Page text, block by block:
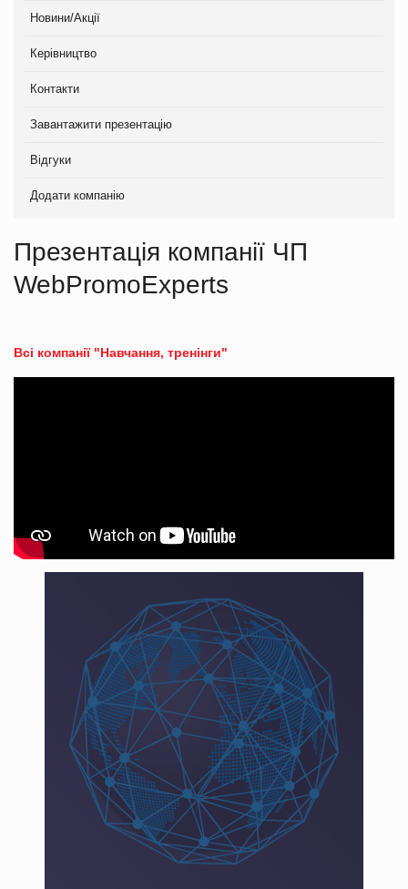
Новини/Акції
Керівництво
Контакти
Завантажити презентацію
Відгуки
Додати компанію
Презентація компанії ЧП
WebPromoExperts
Всі компанії "Навчання, тренінги"